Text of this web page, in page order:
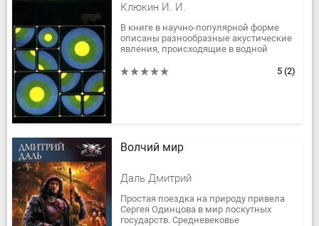
Клюкин И. И.
В книге в научно-популярной форме
описаны разнообразные акустические
явления, происходящие в водной
применения современной акустики и...
5 (2)
Волчий мир
Даль Дмитрий
Простая поездка на природу привела
Сергея Одинцова в мир лоскутных
государств. Средневековье